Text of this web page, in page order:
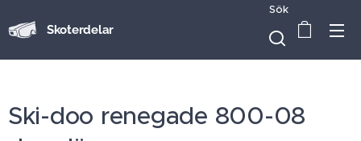
Skoterdelar
Sök
Ski-doo renegade 800-08